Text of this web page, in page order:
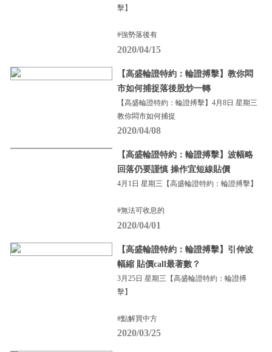
擊】
#強勢落後有
2020/04/15
【高盛輪證特約：輪證搏擊】教你悶
市如何捕捉落後股炒一轉
【高盛輪證特約：輪證搏擊】4月8日 星期三
教你悶市如何捕捉
2020/04/08
【高盛輪證特約：輪證搏擊】波幅略
回落仍要謹慎 操作宜短線貼價
4月1日 星期三【高盛輪證特約：輪證搏擊】
#無法可收息的
2020/04/01
【高盛輪證特約：輪證搏擊】引伸波
幅縮 貼價call最著數？
3月25日 星期三【高盛輪證特約：輪證搏
擊】
#點解買中方
2020/03/25